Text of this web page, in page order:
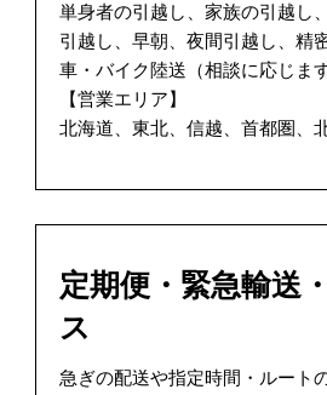
単身者の引越し、家族の引越し
引越し、早朝、夜間引越し、精
車・バイク陸送（相談に応じます
【営業エリア】
北海道、東北、信越、首都圏、
定期便・緊急輸送
ス
急ぎの配送や指定時間・ルート